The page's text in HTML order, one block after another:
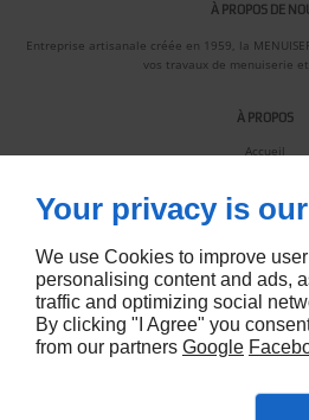
À PROPOS DE
Entreprise artisanale créée en 1959, la
vos travaux de menuiserie
À PROPOS
Accueil
Plan du site
Your privacy is
We use Cookies to improve
personalising content and ads,
traffic and optimizing social
By clicking "I Agree" you
from our partners Google